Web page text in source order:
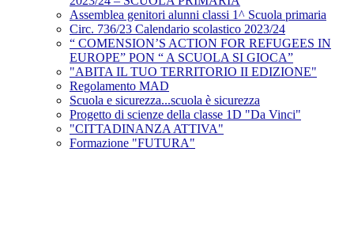
Assemblea genitori alunni classi 1^ Scuola primaria
Circ. 736/23 Calendario scolastico 2023/24
“ COMENSION’S ACTION FOR REFUGEES IN
EUROPE” PON “ A SCUOLA SI GIOCA”
"ABITA IL TUO TERRITORIO II EDIZIONE"
Regolamento MAD
Scuola e sicurezza...scuola è sicurezza
Progetto di scienze della classe 1D "Da Vinci"
"CITTADINANZA ATTIVA"
Formazione "FUTURA"